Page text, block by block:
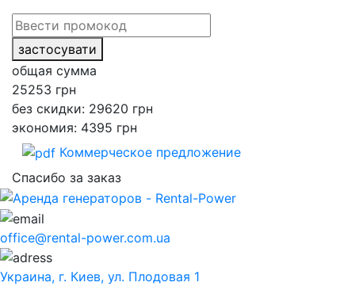
застосувати
общая сумма
25253 грн
без скидки: 29620 грн
экономия: 4395 грн
Коммерческое предложение
Спасибо за заказ
office@rental-power.com.ua
Украина, г. Киев, ул. Плодовая 1